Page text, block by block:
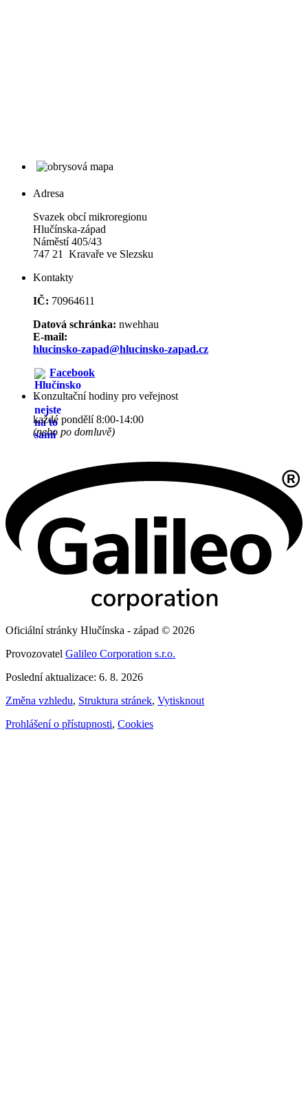
Adresa
Svazek obcí mikroregionu
Hlučínska-západ
Náměstí 405/43
747 21 Kravaře ve Slezsku
Kontakty
IČ: 70964611
Datová schránka: nwehhau
E-mail:
hlucinsko-zapad@hlucinsko-zapad.cz
Facebook
Konzultační hodiny pro veřejnost
každé pondělí 8:00-14:00
(nebo po domluvě)
Oficiální stránky Hlučínska - západ © 2026
Provozovatel Galileo Corporation s.r.o.
Poslední aktualizace: 6. 8. 2026
Změna vzhledu, Struktura stránek, Vytisknout
Prohlášení o přístupnosti, Cookies